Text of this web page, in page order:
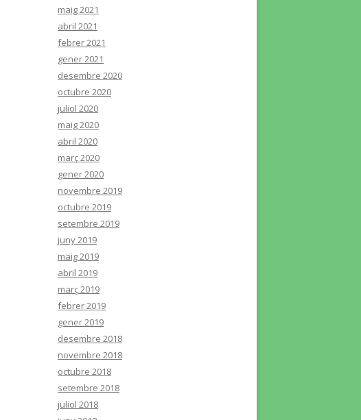
maig 2021
abril 2021
febrer 2021
gener 2021
desembre 2020
octubre 2020
juliol 2020
maig 2020
abril 2020
març 2020
gener 2020
novembre 2019
octubre 2019
setembre 2019
juny 2019
maig 2019
abril 2019
març 2019
febrer 2019
gener 2019
desembre 2018
novembre 2018
octubre 2018
setembre 2018
juliol 2018